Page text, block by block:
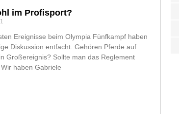
im Profisport?
Ereignisse beim Olympia Fünfkampf haben
Diskussion entfacht. Gehören Pferde auf
Großereignis? Sollte man das Reglement
haben Gabriele